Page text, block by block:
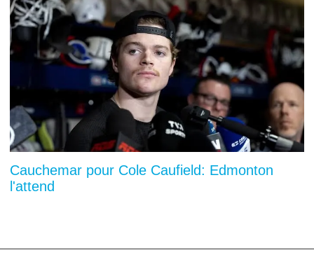
Cauchemar pour Cole Caufield: Edmonton
l'attend